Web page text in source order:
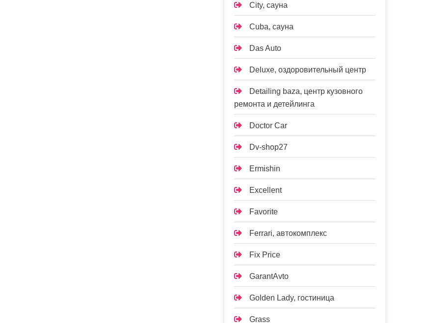
City, сауна
Cuba, сауна
Das Auto
Deluxe, оздоровительный центр
Detailing baza, центр кузовного
ремонта и детейлинга
Doctor Car
Dv-shop27
Ermishin
Excellent
Favorite
Ferrari, автокомплекс
Fix Price
GarantAvto
Golden Lady, гостиница
Grass